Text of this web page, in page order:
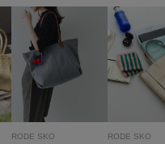
RODE SKO RODE SKO